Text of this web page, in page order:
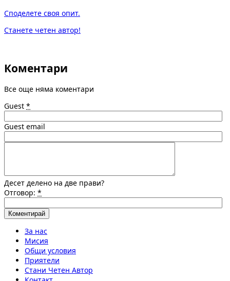
Споделете своя опит.
Станете четен автор!
Коментари
Все още няма коментари
Guest *
Guest email
Десет делено на две прави?
Отговор: *
За нас
Мисия
Общи условия
Приятели
Стани Четен Автор